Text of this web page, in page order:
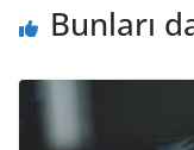
Bunları